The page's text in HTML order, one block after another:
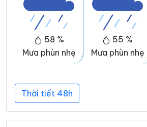
58 %
Mưa phùn nhẹ
55 %
Mưa phùn nhẹ
Thời tiết 48h